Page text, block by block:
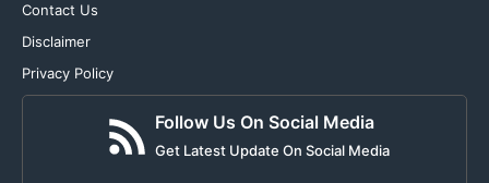
Contact Us
Disclaimer
Privacy Policy
Follow Us On Social Media
Get Latest Update On Social Media